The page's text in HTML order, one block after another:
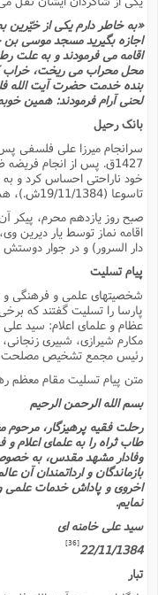
«به خاطر دارم یکى از خیّرین
اجازه بگیرید مسجد موسى بن
اقامه مى فرمودند و به علت
محل محراب مى ریخت، خراب
بنده خدمت حضرت آیت الله
لحنى آرام فرمودند: همین
بانگ رحیل
1427ق. پس از انجام
خود ناراحتى احساس کرد و به
تاسوعا (19/11/1384ش.)، همزمان با اذان ظهر به ملکوت اعلا پیوست.
صبح روز یازدهم محرم، پیکر
اقامه نماز توسط یار دیرین
دار السرور) و در جوار دوستش
پیام تسلیت
شخصیتهاى علمى و فرهنگى و
پارسا را تسلیت گفتند که
عظام و علماى اعلام: سید على
مکارم شیرازى، شبیرى
رئیس مجمع تشخیص مصلحت
متن پیام تسلیت مقام معظم
بسم الله الرحمن الرحیم
رحلت فقیه پرهیزگار، مرحوم
طاب ثراه را به علماى اعلام
وفادار مشهد مقدس، به خصوص
بازماندگان و ارداتمندان آن
اخروى و پاداش خدمات علمى و
نمایم.
سید على خامنه اى
22/11/1384
تبار